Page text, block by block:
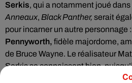
Serkis, qui a notamment joué dans
Anneaux, Black Panther, serait
pour incarner un autre personnage
Pennyworth, fidèle majordome,
de Bruce Wayne. Le réalisateur
Serkis se connaissent bien,